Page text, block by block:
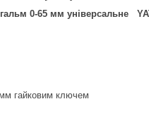
гальм 0-65 мм універсальне
гайковим ключем